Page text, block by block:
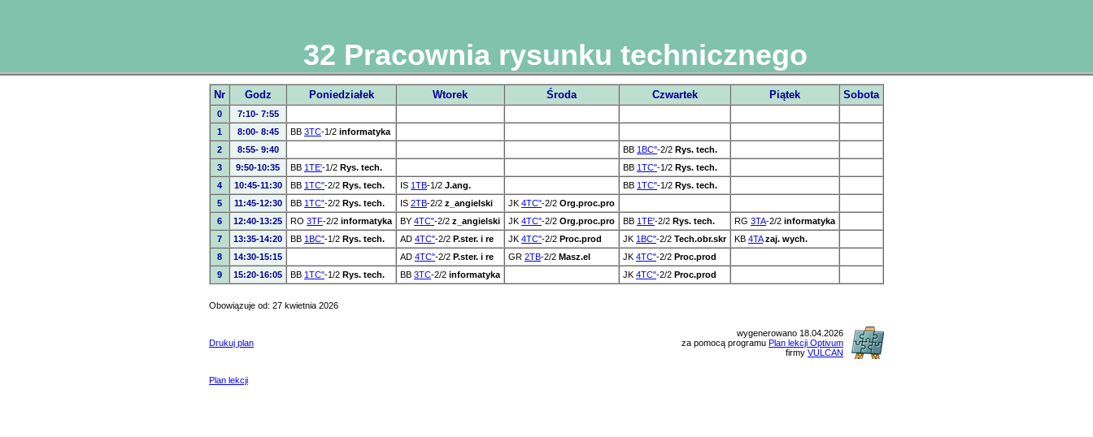
32 Pracownia rysunku technicznego
Nr Godz Poniedziałek Wtorek Środa Czwartek Piątek Sobota
0
7:10- 7:55
1
8:00- 8:45 BB 3TC-1/2 informatyka
2
8:55- 9:40 BB 1BC"-2/2 Rys. tech.
3
9:50-10:35 BB 1TE'-1/2 Rys. tech. BB 1TC"-1/2 Rys. tech.
4
10:45-11:30 BB 1TC"-2/2 Rys. tech. IS 1TB-1/2 J.ang. BB 1TC"-1/2 Rys. tech.
5
11:45-12:30 BB 1TC"-2/2 Rys. tech. IS 2TB-2/2 z_angielski JK 4TC"-2/2 Org.proc.pro
6
12:40-13:25 RO 3TF-2/2 informatyka BY 4TC"-2/2 z_angielski JK 4TC"-2/2 Org.proc.pro BB 1TE'-2/2 Rys. tech. RG 3TA-2/2 informatyka
7
13:35-14:20 BB 1BC"-1/2 Rys. tech. AD 4TC"-2/2 P.ster. i re JK 4TC"-2/2 Proc.prod JK 1BC"-2/2 Tech.obr.skr KB 4TA zaj. wych.
8
14:30-15:15 AD 4TC"-2/2 P.ster. i re GR 2TB-2/2 Masz.el JK 4TC"-2/2 Proc.prod
9
15:20-16:05 BB 1TC"-1/2 Rys. tech. BB 3TC-2/2 informatyka JK 4TC"-2/2 Proc.prod
Obowiązuje od: 27 kwietnia 2026
Drukuj plan
wygenerowano 18.04.2026
za pomocą programu Plan lekcji Optivum
firmy VULCAN
Plan lekcji